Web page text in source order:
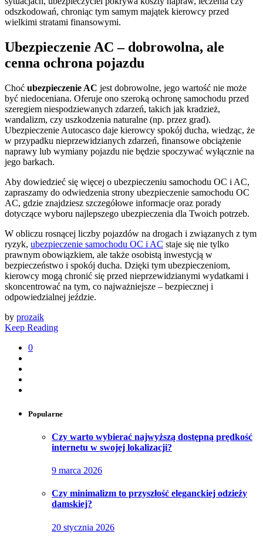
odszkodowań, chroniąc tym samym majątek kierowcy przed
wielkimi stratami finansowymi.
Ubezpieczenie AC – dobrowolna, ale
cenna ochrona pojazdu
Choć ubezpieczenie AC jest dobrowolne, jego wartość nie może
być niedoceniana. Oferuje ono szeroką ochronę samochodu przed
szeregiem niespodziewanych zdarzeń, takich jak kradzież,
wandalizm, czy uszkodzenia naturalne (np. przez grad).
Ubezpieczenie Autocasco daje kierowcy spokój ducha, wiedząc, że
w przypadku nieprzewidzianych zdarzeń, finansowe obciążenie
naprawy lub wymiany pojazdu nie będzie spoczywać wyłącznie na
jego barkach.
Aby dowiedzieć się więcej o ubezpieczeniu samochodu OC i AC,
zapraszamy do odwiedzenia strony ubezpieczenie samochodu OC
AC, gdzie znajdziesz szczegółowe informacje oraz porady
dotyczące wyboru najlepszego ubezpieczenia dla Twoich potrzeb.
W obliczu rosnącej liczby pojazdów na drogach i związanych z tym
ryzyk, ubezpieczenie samochodu OC i AC staje się nie tylko
prawnym obowiązkiem, ale także osobistą inwestycją w
bezpieczeństwo i spokój ducha. Dzięki tym ubezpieczeniom,
kierowcy mogą chronić się przed nieprzewidzianymi wydatkami i
skoncentrować na tym, co najważniejsze – bezpiecznej i
odpowiedzialnej jeździe.
by prozaik
Keep Reading
0
Popularne
Czy warto wybierać najwyższą dostępną prędkość
internetu w swojej lokalizacji?
9 marca 2026
Czy minimalizm to przyszłość eleganckiej odzieży
damskiej?
20 stycznia 2026